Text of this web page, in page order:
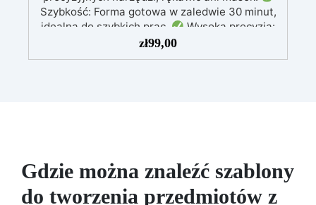
Szybkość: Forma gotowa w zaledwie 30 minut,
idealna do szybkich prac.
Wysoka precyzja:
Odwzorowuje drobne i skomplikowane detale,
zapewniając profesjonalny rezultat.
zł99,00
Gdzie można znaleźć szablony
do tworzenia przedmiotów z